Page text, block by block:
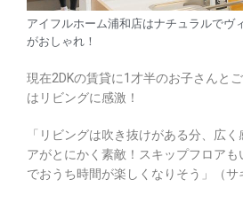
アイフルホーム浦和店はナチュラルでヴ
がおしゃれ！
現在2DKの賃貸に1才半のお子さんと
はリビングに感激！
「リビングは吹き抜けがある分、広
アがとにかく素敵！スキップフロアも
でおうち時間が楽しくなりそう」（サ